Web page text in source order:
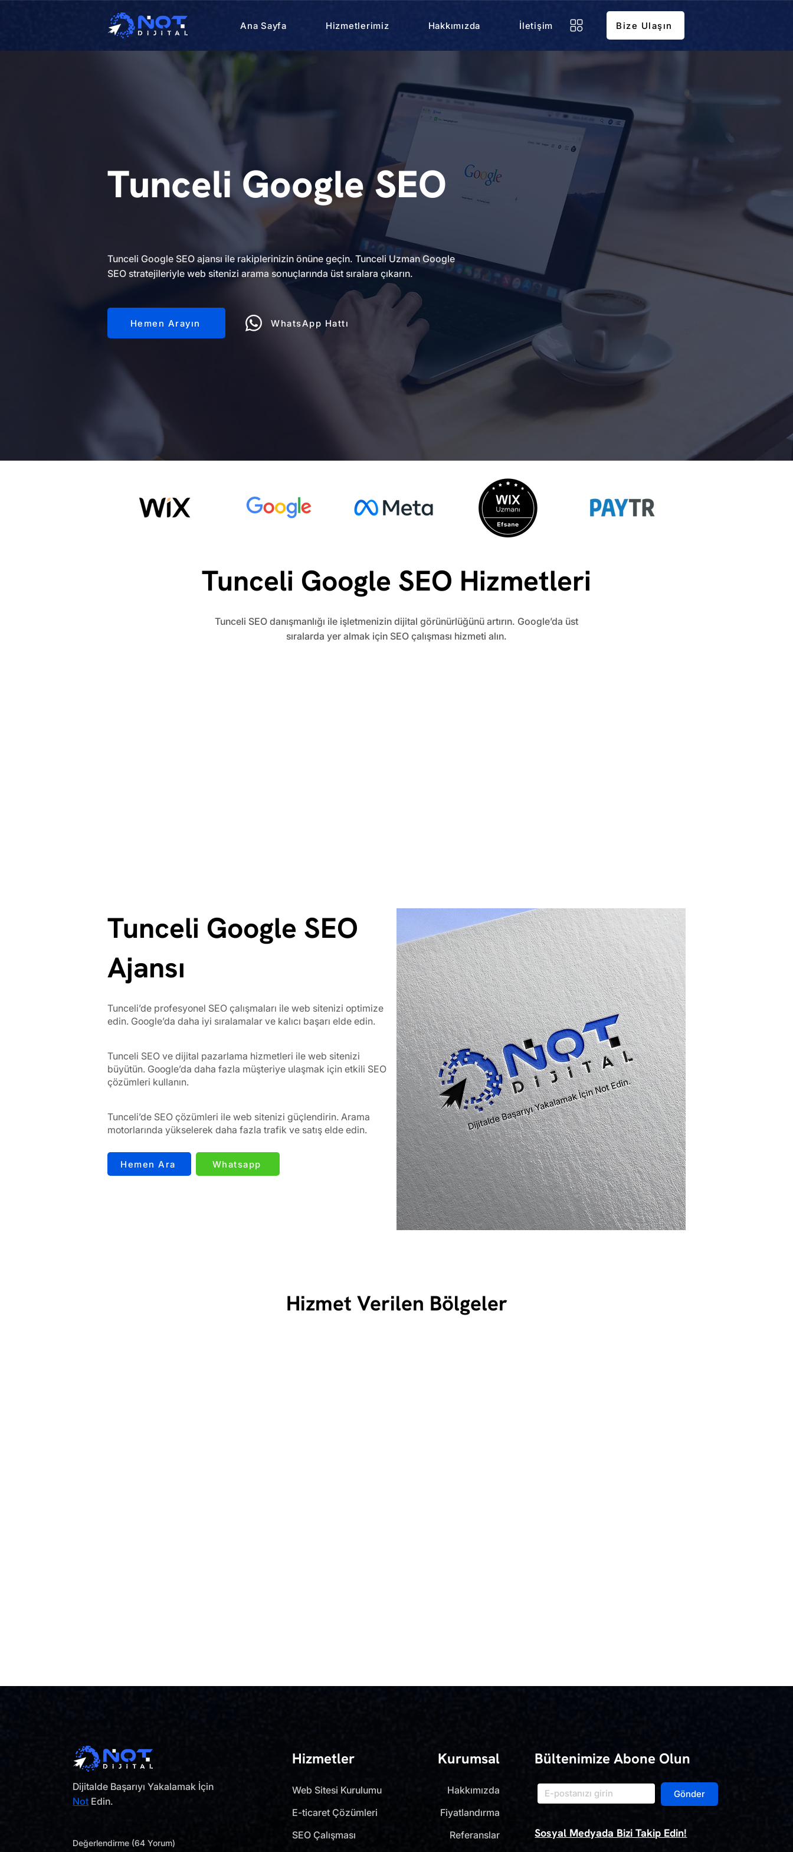
Ana Sayfa Hizmetlerimiz Hakkımızda İletişim Bize Ulaşın
Tunceli Google SEO
Tunceli Google SEO ajansı ile rakiplerinizin önüne geçin. Tunceli Uzman Google
SEO stratejileriyle web sitenizi arama sonuçlarında üst sıralara çıkarın.
Hemen Arayın WhatsApp Hattı
Tunceli Google SEO Hizmetleri
Tunceli SEO danışmanlığı ile işletmenizin dijital görünürlüğünü artırın. Google’da üst
sıralarda yer almak için SEO çalışması hizmeti alın.
Tunceli Google SEO
Ajansı
Tunceli’de profesyonel SEO çalışmaları ile web sitenizi optimize
edin. Google’da daha iyi sıralamalar ve kalıcı başarı elde edin.
Tunceli SEO ve dijital pazarlama hizmetleri ile web sitenizi
büyütün. Google’da daha fazla müşteriye ulaşmak için etkili SEO
çözümleri kullanın.
Tunceli’de SEO çözümleri ile web sitenizi güçlendirin. Arama
motorlarında yükselerek daha fazla trafik ve satış elde edin.
Hemen Ara Whatsapp
Hizmet Verilen Bölgeler
Dijitalde Başarıyı Yakalamak İçin
Not Edin.
Değerlendirme (64 Yorum)
Hizmetler Kurumsal
Web Sitesi Kurulumu
E-ticaret Çözümleri
SEO Çalışması
Hakkımızda
Fiyatlandırma
Referanslar
Bültenimize Abone Olun
Gönder
Sosyal Medyada Bizi Takip Edin!